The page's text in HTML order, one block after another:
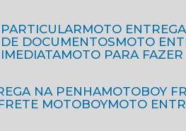
PARTICULAR
MOTO
DE DOCUMENTOS
MOTO
IMEDIATA
MOTO PARA
NA PENHA
MOTOBOY
FRETE MOTOBOY MOTO